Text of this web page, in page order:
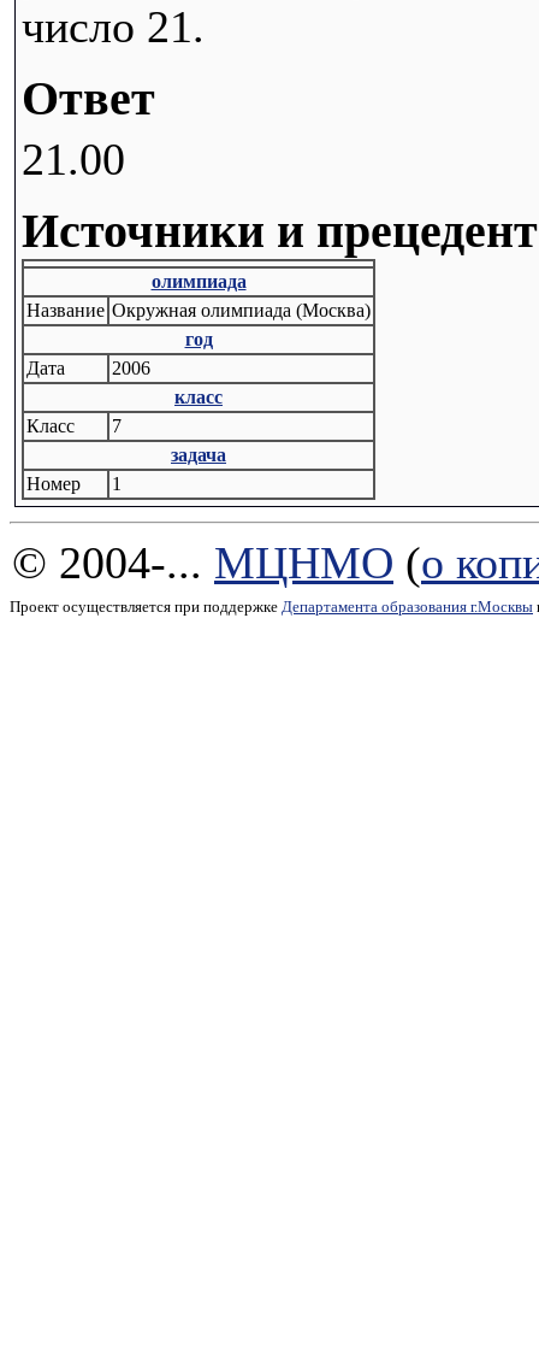
число 21.
Ответ
21.00
Источники и
олимпиада
Название Окружная олимпиада (Москва)
год
Дата
2006
класс
Класс
7
задача
Номер
1
© 2004-... МЦНМО (о
Проект осуществляется при поддержке Департамента образования г.Москвы